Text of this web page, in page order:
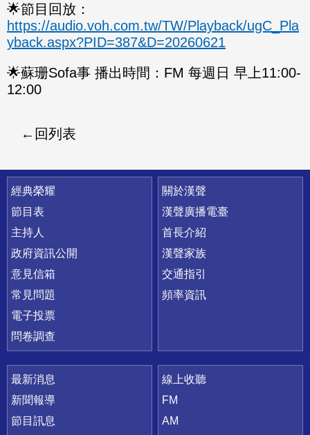
🌟節目回放：
https://audio.voh.com.tw/TW/Playback/ugC_Pla
yback.aspx?PID=387&D=20260621
🌟蘇珊Sofa事 播出時間：FM 每週日 早上11:00-
12:00
回列表
快速連結
經典榮耀
節目表
主持人
政府資訊公開
意見信箱
常見問題
電子投票
問卷調查
關於漢聲
漢聲廣播電臺
首長介紹
漢聲家族
交通指引
頻率資訊
最新消息
新聞報導
節目訊息
線上收聽
FM
AM